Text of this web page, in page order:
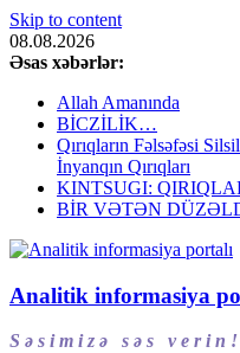
Skip to content
08.08.2026
Əsas xəbərlər:
Allah Amanında
BİCZİLİK…
Qırıqların Fəlsəfəsi
İnyanqın Qırıqları
KINTSUGI:
BİR VƏTƏN
Analitik informasiya
S ə s i m i z ə s ə s v e r i n !